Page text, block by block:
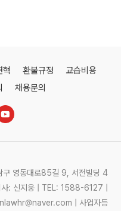
혁 환불규정
교습비용
채용문의
구 영동대로85길 9, 서전빌딩 4
: 신지웅 | TEL: 1588-6127 |
| 사업자등